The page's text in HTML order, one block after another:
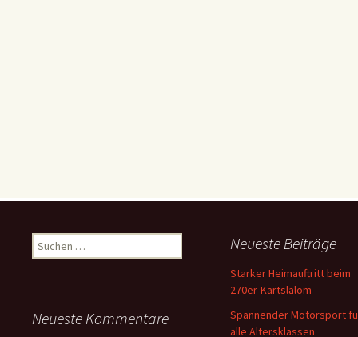
Suchen
nach:
Neueste Beiträge
Starker Heimauftritt beim
270er-Kartslalom
Spannender Motorsport
alle Altersklassen
Neueste Kommentare